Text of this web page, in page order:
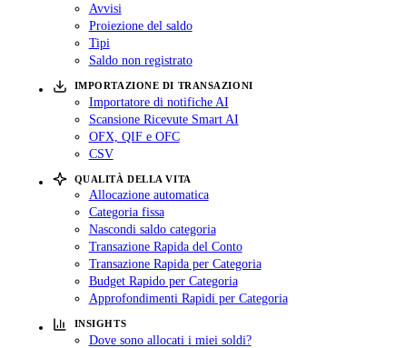
Avvisi
Proiezione del saldo
Tipi
Saldo non registrato
IMPORTAZIONE DI TRANSAZIONI
Importatore di notifiche AI
Scansione Ricevute Smart AI
OFX, QIF e OFC
CSV
QUALITÀ DELLA VITA
Allocazione automatica
Categoria fissa
Nascondi saldo categoria
Transazione Rapida del Conto
Transazione Rapida per Categoria
Budget Rapido per Categoria
Approfondimenti Rapidi per Categoria
INSIGHTS
Dove sono allocati i miei soldi?